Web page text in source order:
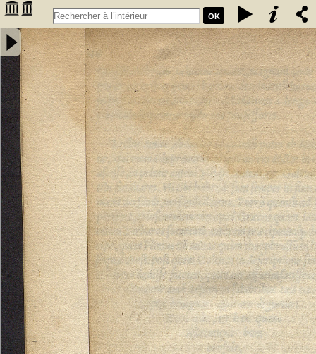
OK
Annotatiunculae Sebastiani Montui artium, ac medicinae doctoris in
errata recentiorum medicorum per Leonardum Fuchsium germanum
collecta. Apologetica epistola pro defensione Arabum a domino
Bernardo Unger Germano composita - Monteux, Sébastien de
(15..-15..). Auteur